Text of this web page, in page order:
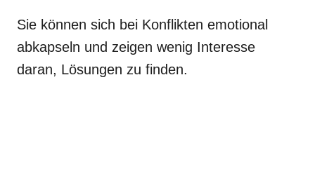
Sie können sich bei Konflikten emotional
abkapseln und zeigen wenig Interesse
daran, Lösungen zu finden.